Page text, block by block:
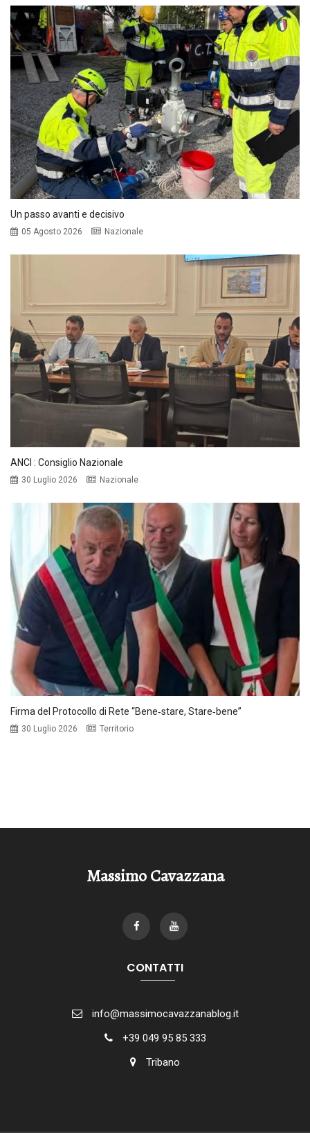
Un passo avanti e decisivo
05 Agosto 2026 Nazionale
ANCI : Consiglio Nazionale
30 Luglio 2026 Nazionale
Firma del Protocollo di Rete “Bene‑stare, Stare‑bene”
30 Luglio 2026 Territorio
Massimo Cavazzana
CONTATTI
info@massimocavazzanablog.it
+39 049 95 85 333
Tribano